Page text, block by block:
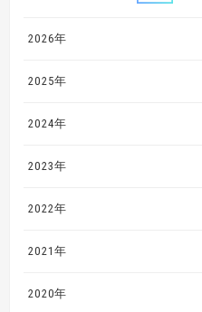
2026年
2025年
2024年
2023年
2022年
2021年
2020年